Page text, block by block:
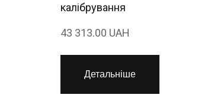
калібрування
43 313.00 UAH
Детальніше